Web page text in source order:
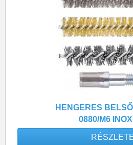
HENGERES
0880/M6